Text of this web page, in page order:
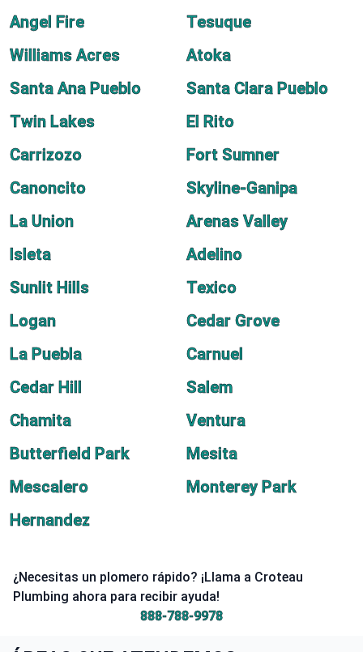
Angel Fire
Tesuque
Williams Acres
Atoka
Santa Ana Pueblo
Santa Clara Pueblo
Twin Lakes
El Rito
Carrizozo
Fort Sumner
Canoncito
Skyline-Ganipa
La Union
Arenas Valley
Isleta
Adelino
Sunlit Hills
Texico
Logan
Cedar Grove
La Puebla
Carnuel
Cedar Hill
Salem
Chamita
Ventura
Butterfield Park
Mesita
Mescalero
Monterey Park
Hernandez
¿Necesitas un plomero rápido? ¡Llama a Croteau
Plumbing ahora para recibir ayuda!
888-788-9978